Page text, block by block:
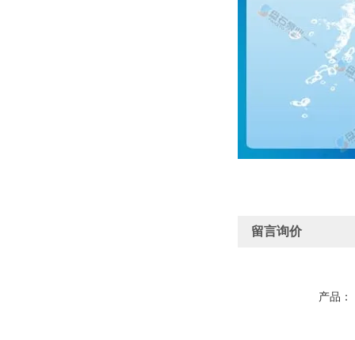
留言询价
产品：